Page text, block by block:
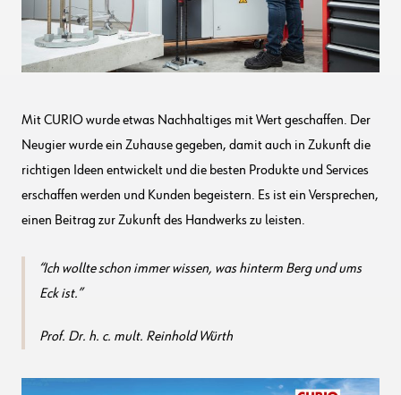
Mit CURIO wurde etwas Nachhaltiges mit Wert geschaffen. Der
Neugier wurde ein Zuhause gegeben, damit auch in Zukunft die
richtigen Ideen entwickelt und die besten Produkte und Services
erschaffen werden und Kunden begeistern. Es ist ein Versprechen,
einen Beitrag zur Zukunft des Handwerks zu leisten.
Ich wollte schon immer wissen, was hinterm Berg und ums
Eck ist.
Prof. Dr. h. c. mult. Reinhold Würth